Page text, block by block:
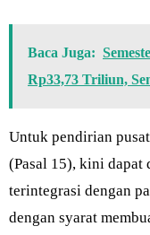
Baca Juga:
Rp33,73 Triliun,
Untuk pendirian
(Pasal 15), kini dapat
terintegrasi dengan
dengan syarat